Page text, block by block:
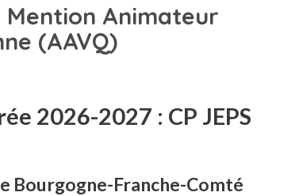
Mention Animateur
(AAVQ)
2026-2027 : CP JEPS
Bourgogne-Franche-Comté